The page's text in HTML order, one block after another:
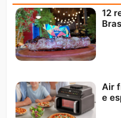
12
Air
e